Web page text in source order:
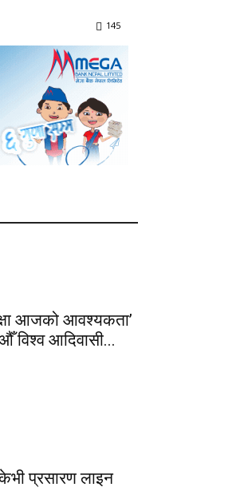
145
आजको आवश्यकता’
विश्व आदिवासी...
प्रसारण लाइन